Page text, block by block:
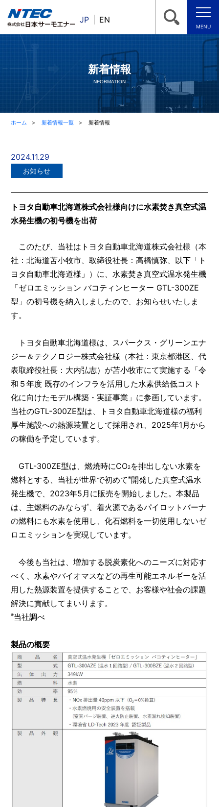
MENU
JP EN
新着情報
NFORMATION
ホーム 新着情報一覧 新着情報
2024.11.29
お知らせ
トヨタ自動車北海道株式会社様向けに水素焚き真空式温
水発生機の初号機を出荷
このたび、当社はトヨタ自動車北海道株式会社様（本
社：北海道苫小牧市、取締役社長：高橋慎弥、以下「ト
ヨタ自動車北海道様」）に、水素焚き真空式温水発生機
「ゼロエミッション バコティンヒーター GTL-300ZE
型」の初号機を納入しましたので、お知らせいたしま
す。
トヨタ自動車北海道様は、スパークス・グリーンエナ
ジー＆テクノロジー株式会社様（本社：東京都港区、代
表取締役社長：大内弘志）が苫小牧市にて実施する「令
和５年度 既存のインフラを活用した水素供給低コスト
化に向けたモデル構築・実証事業」に参画しています。
当社のGTL-300ZE型は、トヨタ自動車北海道様の福利
厚生施設への熱源装置として採用され、2025年1月から
の稼働を予定しています。
GTL-300ZE型は、燃焼時にCO2を排出しない水素を
燃料とする、当社が世界で初めて※開発した真空式温水
発生機で、2023年5月に販売を開始しました。本製品
は、主燃料のみならず、着火源であるパイロットバーナ
の燃料にも水素を使用し、化石燃料を一切使用しないゼ
ロエミッションを実現しています。
今後も当社は、増加する脱炭素化へのニーズに対応す
べく、水素やバイオマスなどの再生可能エネルギーを活
用した熱源装置を提供することで、お客様や社会の課題
解決に貢献してまいります。
※当社調べ
製品の概要